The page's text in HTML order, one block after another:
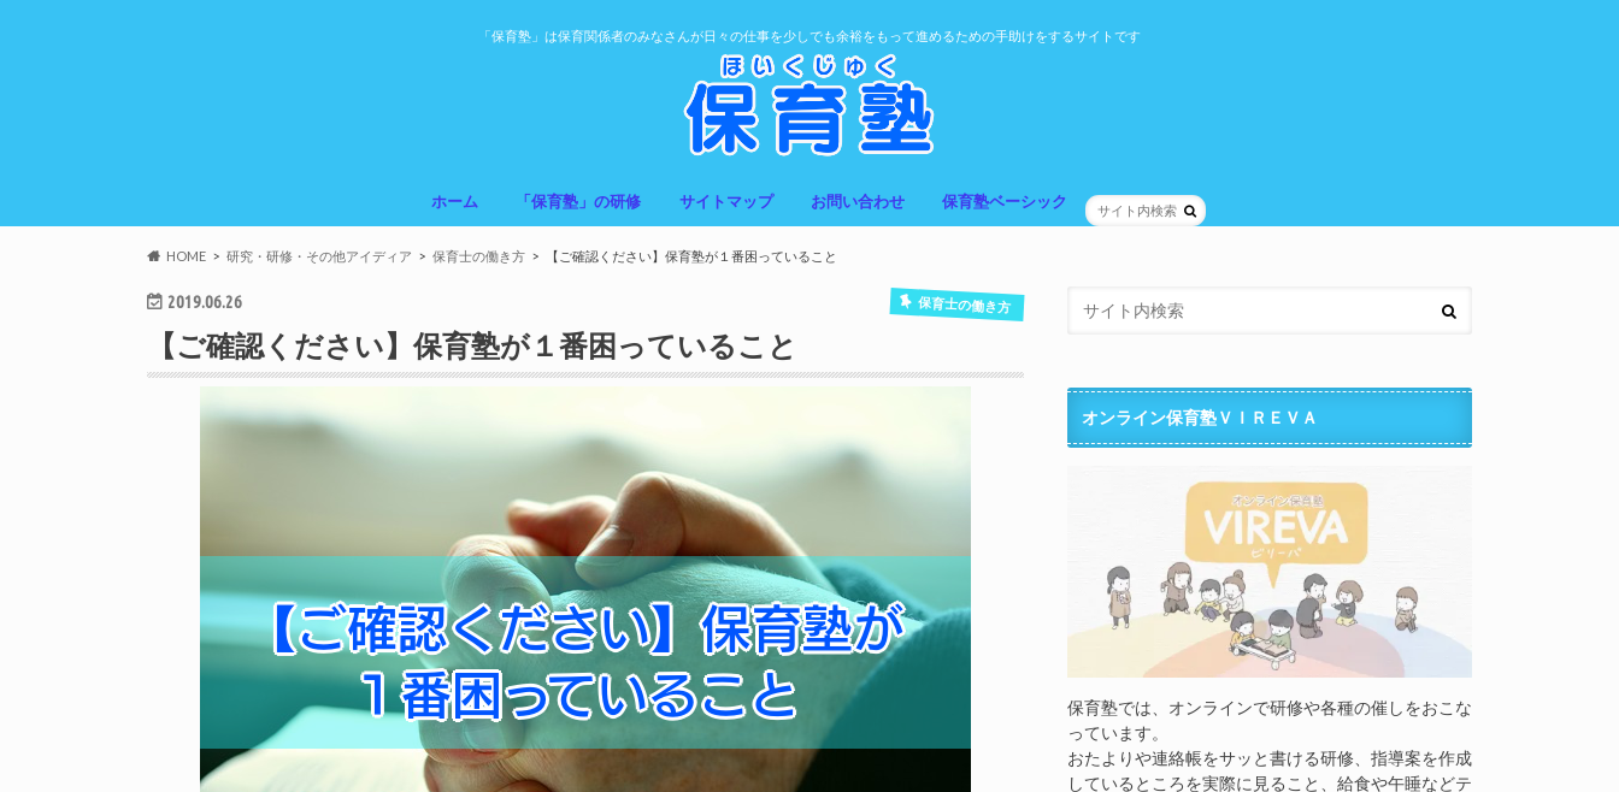
「保育塾」は保育関係者のみなさんが日々の仕事を少しでも余裕をもって進めるための手助けをするサイトです
ホーム 「保育塾」の研修 サイトマップ お問い合わせ 保育塾ベーシック
HOME 研究・研修・その他アイディア 保育士の働き方 【ご確認ください】保育塾が１番困っていること
2019.06.26 保育士の働き方
【ご確認ください】保育塾が１番困っていること
オンライン保育塾ＶＩＲＥＶＡ
保育塾では、オンラインで研修や各種の催しをおこな
っています。
おたよりや連絡帳をサッと書ける研修、指導案を作成
しているところを実際に見ること、給食や午睡などテ